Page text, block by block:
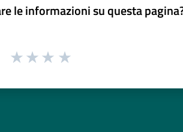
le informazioni su questa